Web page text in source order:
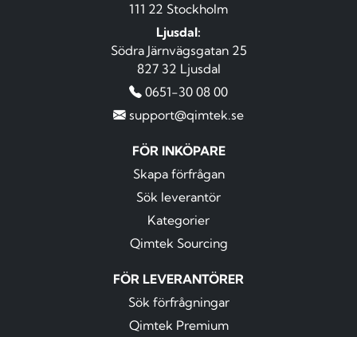
111 22 Stockholm
Ljusdal:
Södra Järnvägsgatan 25
827 32 Ljusdal
0651-30 08 00
support@qimtek.se
FÖR INKÖPARE
Skapa förfrågan
Sök leverantör
Kategorier
Qimtek Sourcing
FÖR LEVERANTÖRER
Sök förfrågningar
Qimtek Premium